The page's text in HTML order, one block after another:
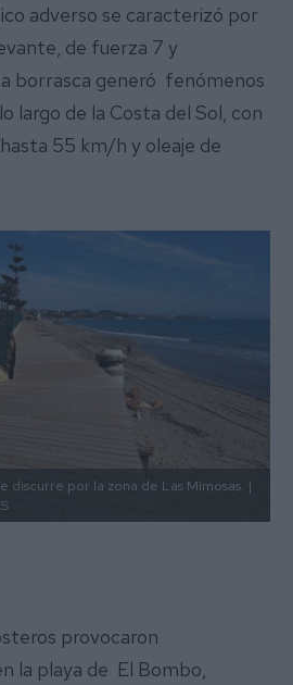
adverso se caracterizó por
de fuerza 7 y
borrasca generó fenómenos
largo de la Costa del Sol, con
55 km/h y oleaje de
discurre por la zona de Las Mimosas. |
provocaron
la playa de El Bombo,